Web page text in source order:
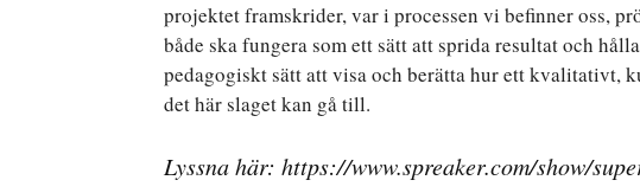
projektet framskrider, var i processen vi befinner oss,
både ska fungera som ett sätt att sprida resultat och
pedagogiskt sätt att visa och berätta hur ett kvalitativt,
det här slaget kan gå till.
Lyssna här: https://www.spreaker.com/show/